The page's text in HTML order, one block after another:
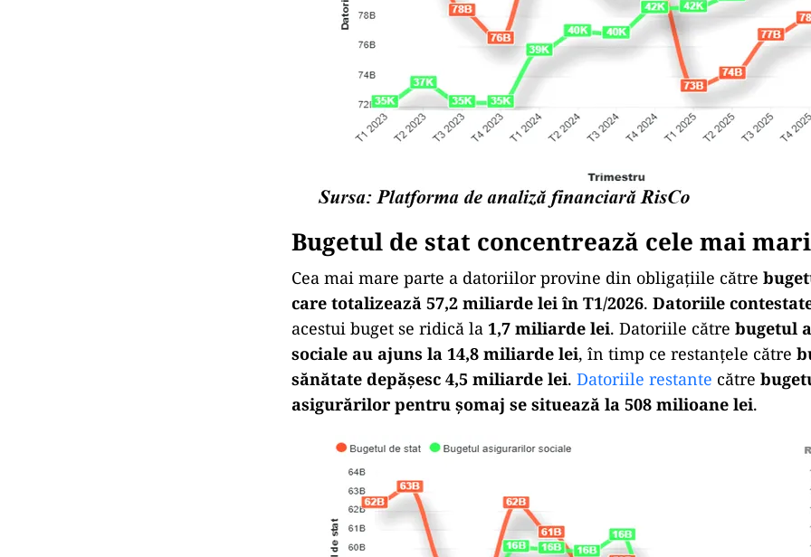
Bugetul de stat concentrează cele mai
Cea mai mare parte a datoriilor provine din obligațiile către
care totalizează 57,2 miliarde lei în T1/2026. Datoriile
acestui buget se ridică la 1,7 miliarde lei. Datoriile către bugetul
sociale au ajuns la 14,8 miliarde lei, în timp ce restanțele către
sănătate depășesc 4,5 miliarde lei. Datoriile restante către
asigurărilor pentru șomaj se situează la 508 milioane lei.